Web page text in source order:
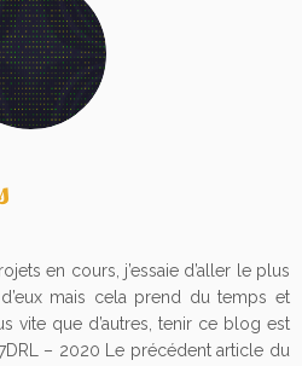
en cours, j’essaie d’aller le plus
mais cela prend du temps et
vite que d’autres, tenir ce blog est
– 2020 Le précédent article du